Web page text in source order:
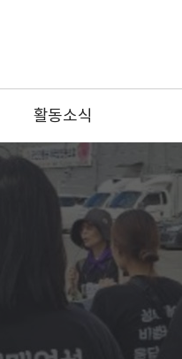
활동소식
활동사진
뉴스레터
카드뉴스
기사스크랩